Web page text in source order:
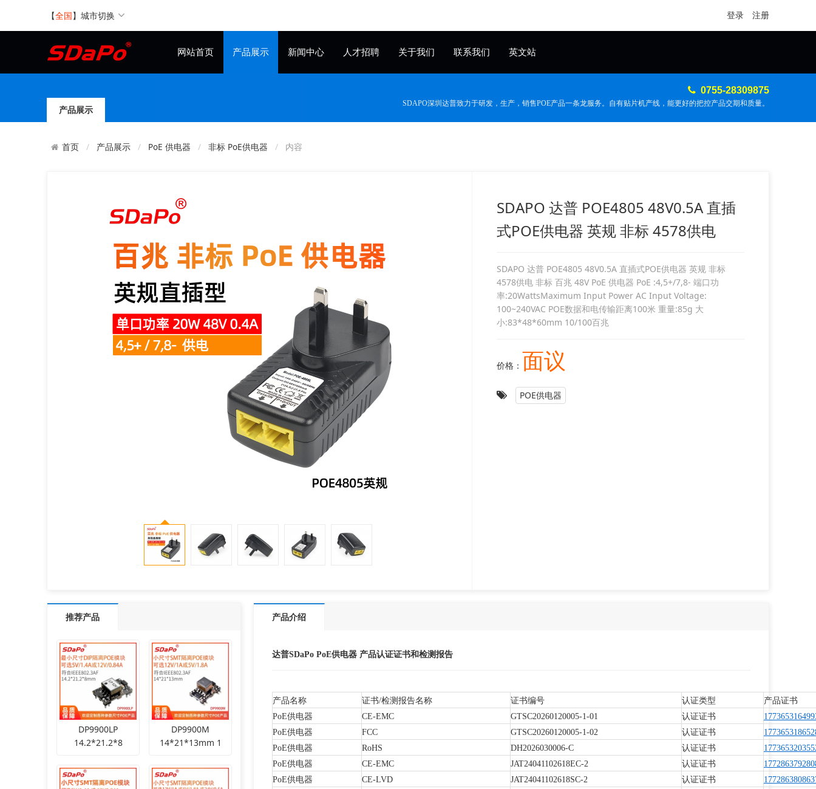
【全国】 城市切换 登录 注册
网站首页 产品展示 新闻中心 人才招聘 关于我们 联系我们 英文站
产品展示
0755-28309875
SDAPO深圳达普致力于研发，生产，销售POE产品一条龙服务。自有贴片机产线，能更好的把控产品交期和质量。
首页 产品展示 PoE 供电器 非标 PoE供电器 内容
SDAPO 达普 POE4805 48V0.5A 直插
式POE供电器 英规 非标 4578供电
SDAPO 达普 POE4805 48V0.5A 直插式POE供电器 英规 非标
4578供电 非标 百兆 48V PoE 供电器 PoE :4,5+/7,8- 端口功
率:20WattsMaximum Input Power AC Input Voltage:
100~240VAC POE数据和电传输距离100米 重量:85g 大
小:83*48*60mm 10/100百兆
价格： 面议
POE供电器
推荐产品
DP9900LP
14.2*21.2*8
DP9900M
14*21*13mm 1
产品介绍
达普SDaPo PoE供电器 产品认证证书和检测报告
产品名称 证书/检测报告名称 证书编号 认证类型
产品证书
PoE供电器
CE-EMC GTSC20260120005-1-01 认证证书
PoE供电器
FCC GTSC20260120005-1-02 认证证书
PoE供电器
RoHS DH2026030006-C 认证证书
PoE供电器
CE-EMC JAT24041102618EC-2 认证证书
PoE供电器
CE-LVD JAT24041102618SC-2 认证证书